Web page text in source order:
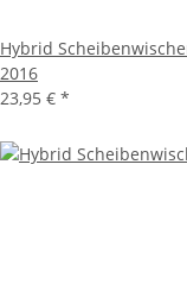
Hybrid
2016
23,95 € *